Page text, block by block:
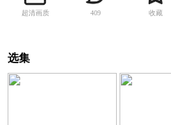
超清画质 409 收藏
选集